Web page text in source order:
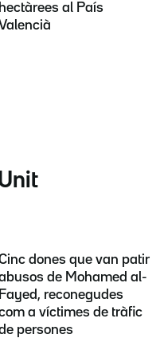
hectàrees al País
dones que van patir
de Mohamed al-
Fayed, reconegudes
a víctimes de tràfic
persones